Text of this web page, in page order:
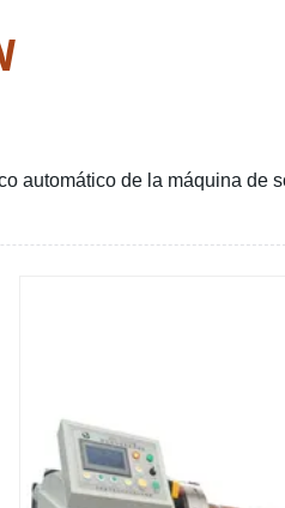
automático de la máquina de